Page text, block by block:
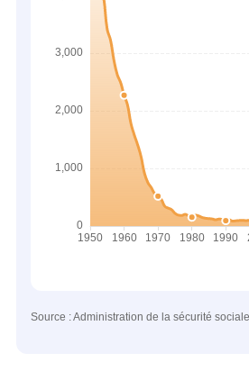
Source : Administration de la sécurité